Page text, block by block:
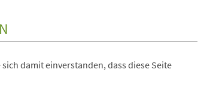
damit einverstanden, dass diese Seite